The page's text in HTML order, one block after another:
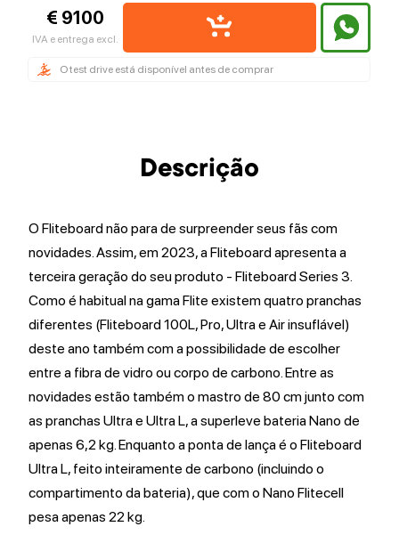
€ 9100
IVA e entrega excl.
O test drive está disponível antes de comprar
Descrição
O Fliteboard não para de surpreender seus fãs com
novidades. Assim, em 2023, a Fliteboard apresenta a
terceira geração do seu produto - Fliteboard Series 3.
Como é habitual na gama Flite existem quatro pranchas
diferentes (Fliteboard 100L, Pro, Ultra e Air insuflável)
deste ano também com a possibilidade de escolher
entre a fibra de vidro ou corpo de carbono. Entre as
novidades estão também o mastro de 80 cm junto com
as pranchas Ultra e Ultra L, a superleve bateria Nano de
apenas 6,2 kg. Enquanto a ponta de lança é o Fliteboard
Ultra L, feito inteiramente de carbono (incluindo o
compartimento da bateria), que com o Nano Flitecell
pesa apenas 22 kg.